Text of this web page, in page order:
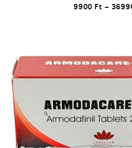
9900 Ft –